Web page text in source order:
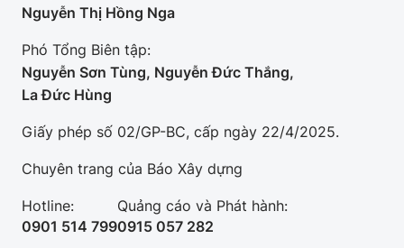
Nguyễn Thị Hồng Nga
Phó Tổng Biên tập:
Nguyễn Sơn Tùng, Nguyễn Đức Thắng,
La Đức Hùng
Giấy phép số 02/GP-BC, cấp ngày 22/4/2025.
Chuyên trang của Báo Xây dựng
Hotline:
0901 514 799
Quảng cáo và Phát hành:
0915 057 282